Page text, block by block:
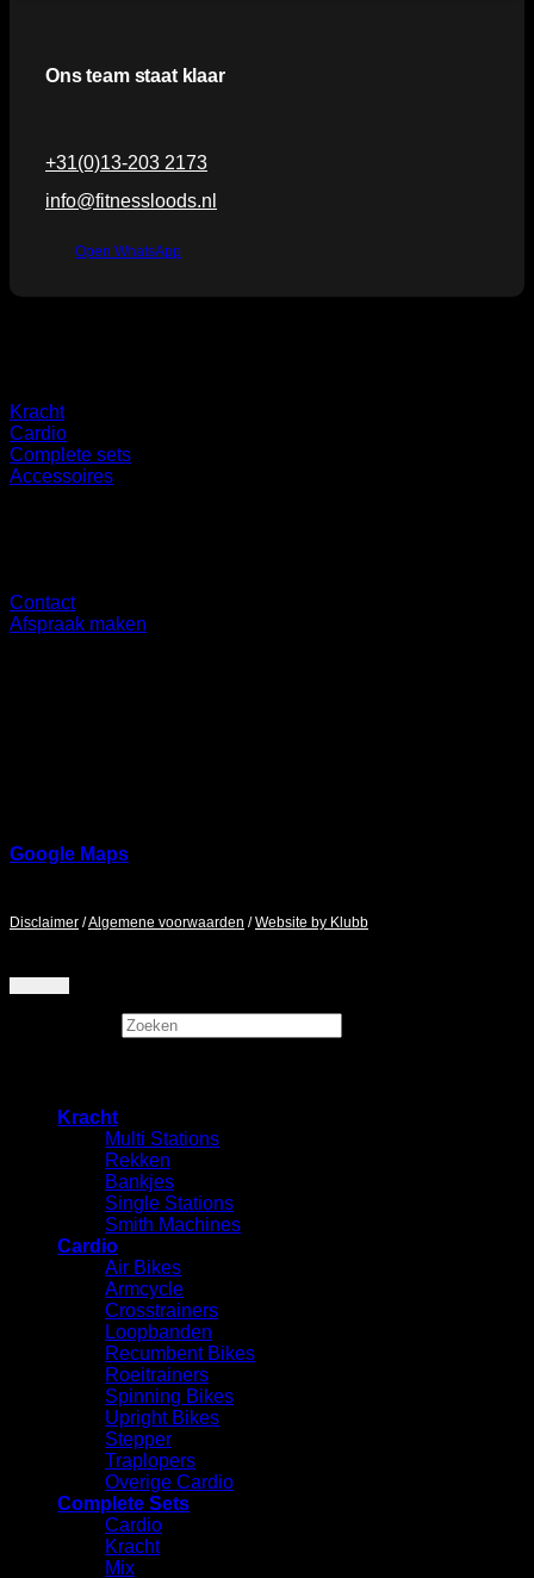
Ons team staat klaar
+31(0)13-203 2173
info@fitnessloods.nl
Open WhatsApp
Kracht
Cardio
Complete sets
Accessoires
Contact
Afspraak maken
Google Maps
Disclaimer /Algemene voorwaarden /Website by Klubb
Kracht
Multi Stations
Rekken
⁠Bankjes
Single Stations
Smith Machines
Cardio
Air Bikes
Armcycle
Crosstrainers
Loopbanden
Recumbent Bikes
Roeitrainers
Spinning Bikes
Upright Bikes
Stepper
Traplopers
Overige Cardio
Complete Sets
Cardio
⁠Kracht
Mix